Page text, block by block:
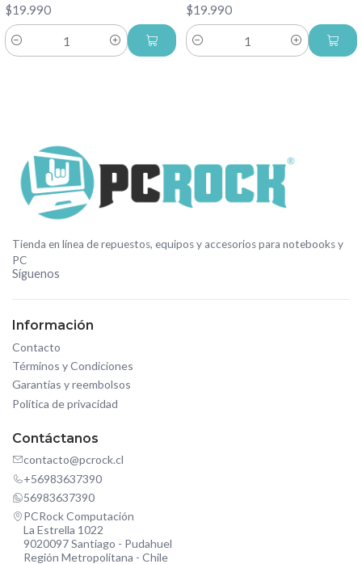
$19.990
Cantidad
$19.990
Cantidad
Tienda en línea de repuestos, equipos y accesorios para notebooks y
PC
Síguenos
Información
Contacto
Términos y Condiciones
Garantías y reembolsos
Política de privacidad
Contáctanos
contacto@pcrock.cl
+56983637390
56983637390
PCRock Computación
La Estrella 1022
9020097 Santiago - Pudahuel
Región Metropolitana - Chile